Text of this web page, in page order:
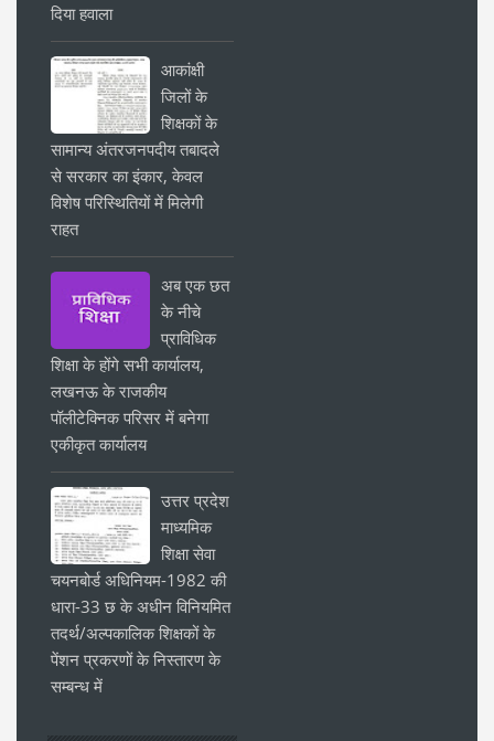
दिया हवाला
आकांक्षी
जिलों के
शिक्षकों के
सामान्य अंतरजनपदीय तबादले
से सरकार का इंकार, केवल
विशेष परिस्थितियों में मिलेगी
राहत
अब एक छत
के नीचे
प्राविधिक
शिक्षा के होंगे सभी कार्यालय,
लखनऊ के राजकीय
पॉलीटेक्निक परिसर में बनेगा
एकीकृत कार्यालय
उत्तर प्रदेश
माध्यमिक
शिक्षा सेवा
चयनबोर्ड अधिनियम-1982 की
धारा-33 छ के अधीन विनियमित
तदर्थ/अल्पकालिक शिक्षकों के
पेंशन प्रकरणों के निस्तारण के
सम्बन्ध में